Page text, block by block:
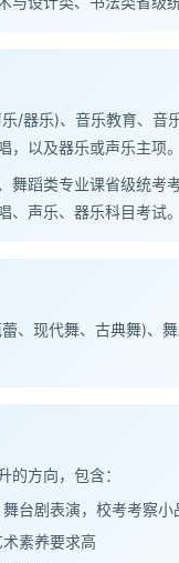
/器乐)、音乐教育、音
，以及器乐或声乐主项。
舞蹈类专业课省级统考
、声乐、器乐科目考试。
、现代舞、古典舞)、
的方向，包含：
舞台剧表演，校考考察
术素养要求高